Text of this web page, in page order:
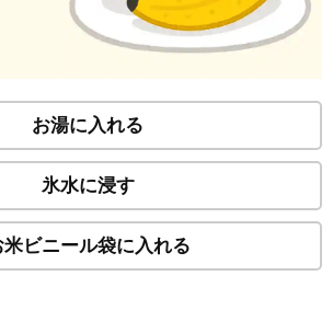
お湯に入れる
氷水に浸す
米ビニール袋に入れる